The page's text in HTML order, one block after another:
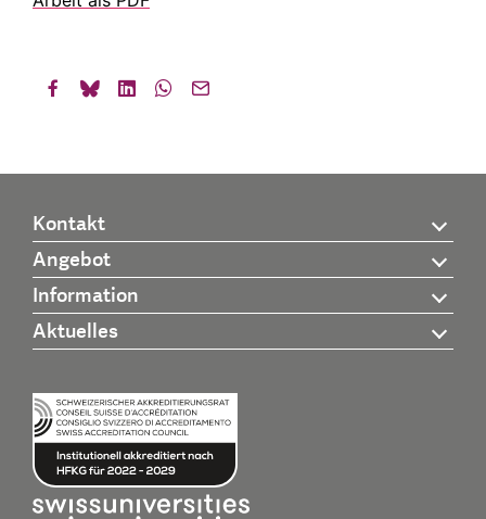
Kontakt
Angebot
Information
Aktuelles